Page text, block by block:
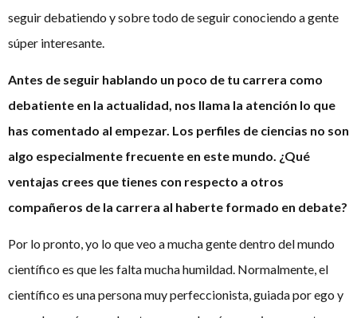
seguir debatiendo y sobre todo de seguir conociendo a gente
súper interesante.
Antes de seguir hablando un poco de tu carrera como
debatiente en la actualidad, nos llama la atención lo que
has comentado al empezar. Los perfiles de ciencias no son
algo especialmente frecuente en este mundo. ¿Qué
ventajas crees que tienes con respecto a otros
compañeros de la carrera al haberte formado en debate?
Por lo pronto, yo lo que veo a mucha gente dentro del mundo
científico es que les falta mucha humildad. Normalmente, el
científico es una persona muy perfeccionista, guiada por ego y